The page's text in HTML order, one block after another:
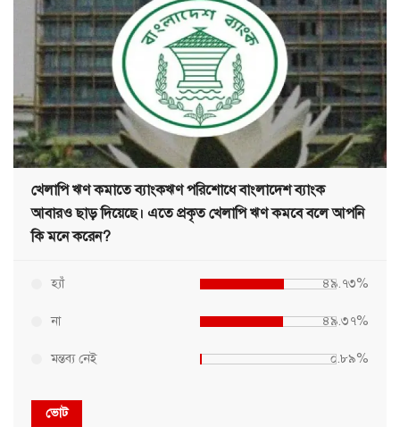
খেলাপি ঋণ কমাতে ব্যাংকঋণ পরিশোধে বাংলাদেশ ব্যাংক
আবারও ছাড় দিয়েছে। এতে প্রকৃত খেলাপি ঋণ কমবে বলে আপনি
কি মনে করেন?
হ্যাঁ ৪৯.৭৩%
না ৪৯.৩৭%
মন্তব্য নেই ০.৮৯%
ভোট